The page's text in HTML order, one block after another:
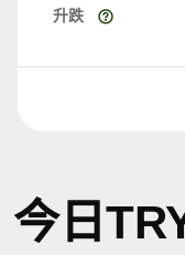
升跌
今日